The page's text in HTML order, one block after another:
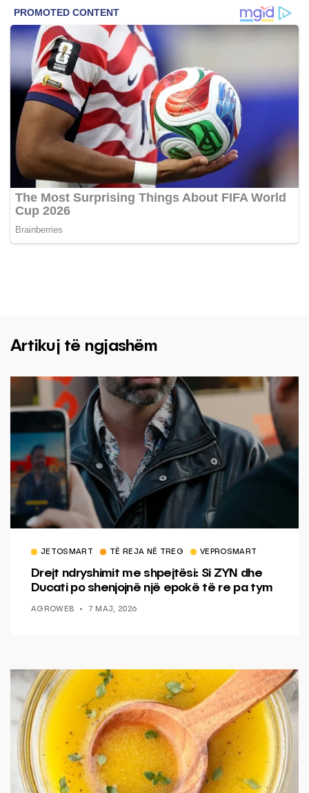
Artikuj të ngjashëm
JETOSMART TË REJA NË TREG VEPROSMART
Drejt ndryshimit me shpejtësi: Si ZYN dhe
Ducati po shenjojnë një epokë të re pa tym
AGROWEB 7 MAJ, 2026